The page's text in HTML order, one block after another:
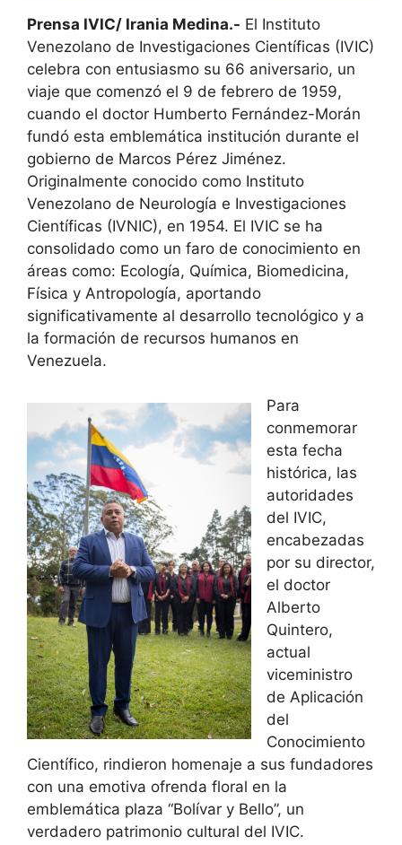
Prensa IVIC/ Irania Medina.- El Instituto
Venezolano de Investigaciones Científicas (IVIC)
celebra con entusiasmo su 66 aniversario, un
viaje que comenzó el 9 de febrero de 1959,
cuando el doctor Humberto Fernández-Morán
fundó esta emblemática institución durante el
gobierno de Marcos Pérez Jiménez.
Originalmente conocido como Instituto
Venezolano de Neurología e Investigaciones
Científicas (IVNIC), en 1954. El IVIC se ha
consolidado como un faro de conocimiento en
áreas como: Ecología, Química, Biomedicina,
Física y Antropología, aportando
significativamente al desarrollo tecnológico y a
la formación de recursos humanos en
Venezuela.
Para
conmemorar
esta fecha
histórica, las
autoridades
del IVIC,
encabezadas
por su director,
el doctor
Alberto
Quintero,
actual
viceministro
de Aplicación
del
Conocimiento
Científico, rindieron homenaje a sus fundadores
con una emotiva ofrenda floral en la
emblemática plaza “Bolívar y Bello”, un
verdadero patrimonio cultural del IVIC.